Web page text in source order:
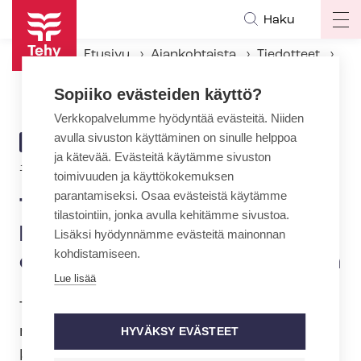
Hyppää
pääsisältöön
Haku
Etusivu Ajankohtaista
Tiedotteet
ARTIKKELIN
KATEGORIA
TIEDOTE
13.6.2019 | 10:55
Tehyn valtuusto:
Hallitusohjelma velvoittaa
edistämään palkkatasa-arvoa
Tuore hallitus haluaa hal­li­tus­oh­jel­man­sa
mukaan nostaa Suomen tasa-arvon
kärkimaaksi. Tasa-​arvokysymykset
Sopiiko evästeiden käyttö?
Verkkopalvelumme hyödyntää evästeitä. Niiden
avulla sivuston käyttäminen on sinulle helppoa
ja kätevää. Evästeitä käytämme sivuston
toimivuuden ja käyttökokemuksen
parantamiseksi. Osaa evästeistä käytämme
tilastointiin, jonka avulla kehitämme sivustoa.
Lisäksi hyödynnämme evästeitä mainonnan
kohdistamiseen.
Lue lisää
HYVÄKSY EVÄSTEET